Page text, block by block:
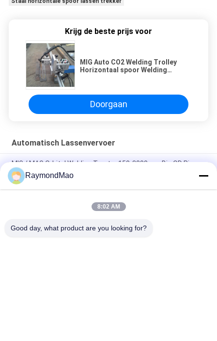
Krijg de beste prijs voor
MIG Auto CO2 Welding Trolley
Horizontaal spoor Welding
Doorgaan
Automatisch Lassenvervoer
MIG / MAG Orbital Welding Tractor 150-3000mm Big OD Pipe
Auto Welding
U-vormige dubbele laspistool MIG / MAG Automatische
RaymondMao
8:02 AM
Good day, what product are you looking for?